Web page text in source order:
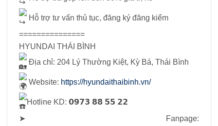
Hỗ trợ tư vấn thủ tục, đăng ký đăng kiểm
===============
HYUNDAI THÁI BÌNH
Địa chỉ: 204 Lý Thường Kiệt, Kỳ Bá, Thái Bình
Website: https://hyundaithaibinh.vn/
Hotline KD: 𝟬𝟵𝟳𝟯 𝟴𝟴 𝟱𝟱 𝟮𝟮
➤ Fanpage: